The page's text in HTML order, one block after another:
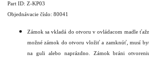
Part ID: Z-KP03
Objednávacie číslo: 80041
Zámok sa vkladá do otvoru v ovládacom madle
možné zámok do otvoru vložiť a zamknúť, musí
na guli alebo naprázdno. Zámok bráni